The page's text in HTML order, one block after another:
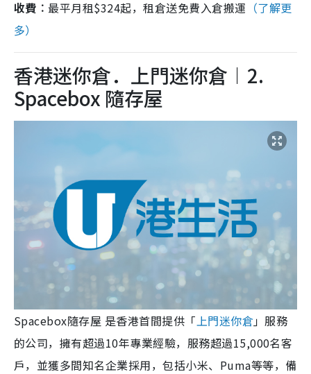
收費︰最平月租$324起，租倉送免費入倉搬運 （了解更
多）
香港迷你倉．上門迷你倉︱2.
Spacebox 隨存屋
Spacebox隨存屋 是香港首間提供「 上門迷你倉」服務
的公司，擁有超過10年專業經驗，服務超過15,000名客
戶，並獲多間知名企業採用，包括小米、Puma等等，備